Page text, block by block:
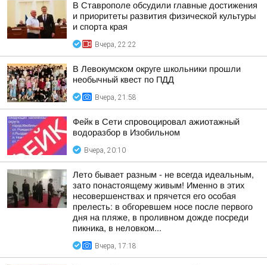
В Ставрополе обсудили главные достижения
и приоритеты развития физической культуры
и спорта края
Вчера, 22:22
В Левокумском округе школьники прошли
необычный квест по ПДД
Вчера, 21:58
Фейк в Сети спровоцировал ажиотажный
водоразбор в Изобильном
Вчера, 20:10
Лето бывает разным - не всегда идеальным,
зато понастоящему живым! Именно в этих
несовершенствах и прячется его особая
прелесть: в обгоревшем носе после первого
дня на пляже, в проливном дожде посреди
пикника, в неловком...
Вчера, 17:18